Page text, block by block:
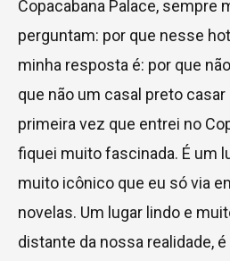
Copacabana Palace, sempre
perguntam: por que nesse
minha resposta é: por que
que não um casal preto casar
primeira vez que entrei no
fiquei muito fascinada. É um
muito icônico que eu só via
novelas. Um lugar lindo e
distante da nossa realidade,